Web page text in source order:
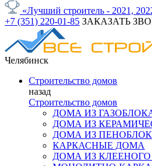
«Лучший строитель - 2021,
+7 (351) 220-01-85 ЗАКАЗАТЬ
Челябинск
Строительство домов
назад
Строительство домов
ДОМА ИЗ
ДОМА ИЗ
ДОМА ИЗ
КАРКАСНЫЕ ДОМА
ДОМА ИЗ КЛЕЕНОГО